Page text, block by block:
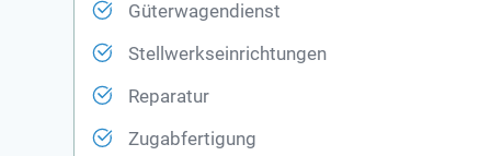
Güterwagendienst
Stellwerkseinrichtungen
Reparatur
Zugabfertigung